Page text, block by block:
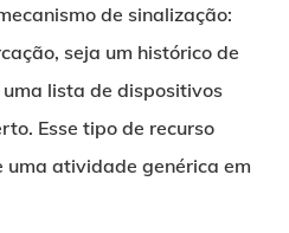
de sinalização:
seja um histórico de
lista de dispositivos
Esse tipo de recurso
atividade genérica em